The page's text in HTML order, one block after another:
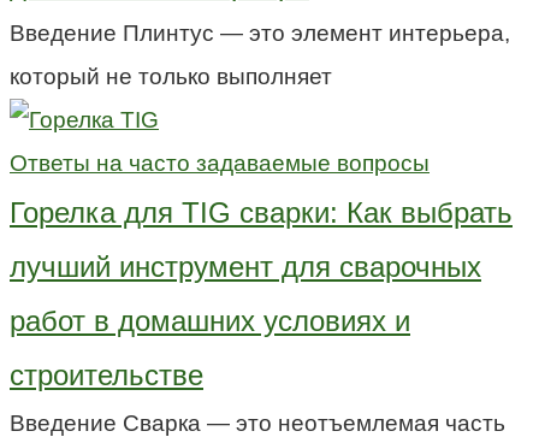
Введение Плинтус — это элемент интерьера,
который не только выполняет
Ответы на часто задаваемые вопросы
Горелка для TIG сварки: Как выбрать
лучший инструмент для сварочных
работ в домашних условиях и
строительстве
Введение Сварка — это неотъемлемая часть